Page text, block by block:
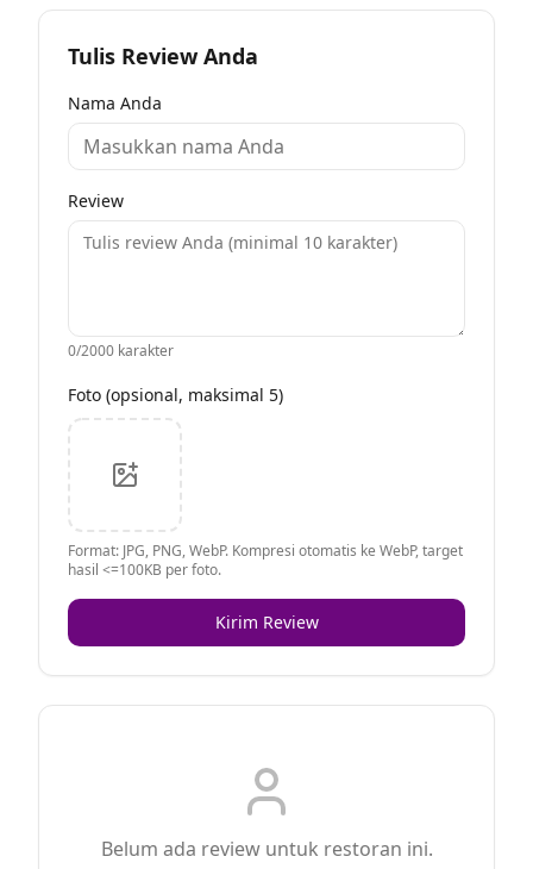
Tulis Review Anda
Nama Anda
Review
0/2000 karakter
Foto (opsional, maksimal 5)
Format: JPG, PNG, WebP. Kompresi otomatis ke WebP, target
hasil <=100KB per foto.
Kirim Review
Belum ada review untuk restoran ini.